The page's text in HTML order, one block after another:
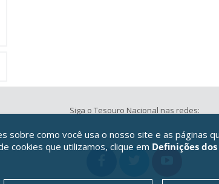
Siga o Tesouro Nacional nas redes:
sobre como você usa o nosso site e as páginas
cookies que utilizamos, clique em Definições